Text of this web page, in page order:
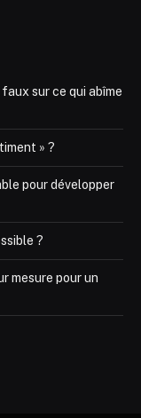
sur ce qui abîme
» ?
pour développer
?
mesure pour un